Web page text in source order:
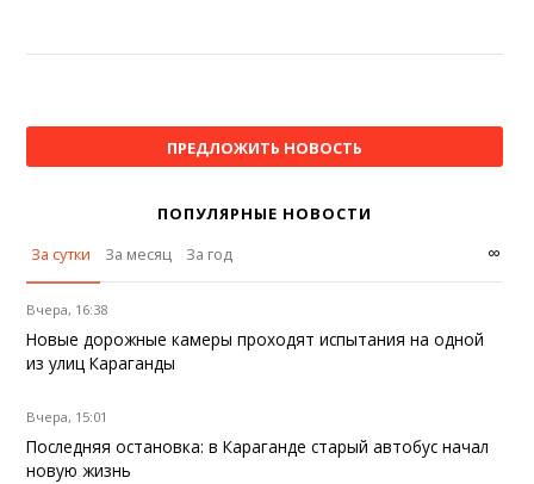
ПРЕДЛОЖИТЬ НОВОСТЬ
ПОПУЛЯРНЫЕ НОВОСТИ
За сутки
За месяц За год ∞
Вчера, 16:38
Новые дорожные камеры проходят испытания на одной
из улиц Караганды
Вчера, 15:01
Последняя остановка: в Караганде старый автобус начал
новую жизнь